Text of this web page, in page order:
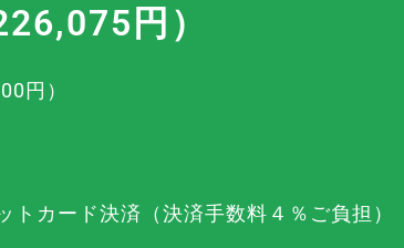
円）
円）
カード決済（決済手数料４％ご負担）